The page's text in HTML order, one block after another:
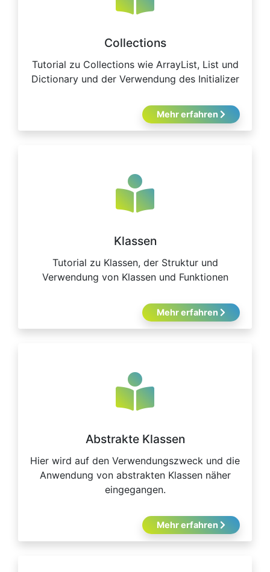
Collections
Tutorial zu Collections wie ArrayList, List und
Dictionary und der Verwendung des Initializer
Mehr erfahren
Klassen
Tutorial zu Klassen, der Struktur und
Verwendung von Klassen und Funktionen
Mehr erfahren
Abstrakte Klassen
Hier wird auf den Verwendungszweck und die
Anwendung von abstrakten Klassen näher
eingegangen.
Mehr erfahren